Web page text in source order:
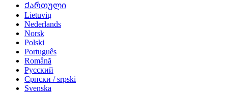
Ქართული
Lietuvių
Nederlands
Norsk
Polski
Português
Română
Русский
Српски / srpski
Svenska